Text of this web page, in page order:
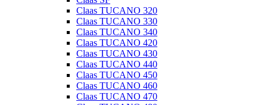
Claas TUCANO 320
Claas TUCANO 330
Claas TUCANO 340
Claas TUCANO 420
Claas TUCANO 430
Claas TUCANO 440
Claas TUCANO 450
Claas TUCANO 460
Claas TUCANO 470